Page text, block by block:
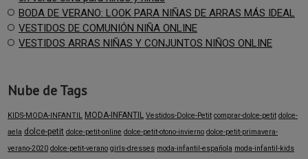
BODA DE VERANO: LOOK PARA NIÑAS DE ARRAS MÁS IDEAL
VESTIDOS DE COMUNIÓN NIÑA ONLINE
VESTIDOS ARRAS NIÑAS Y CONJUNTOS NIÑOS ONLINE
Nube de Tags
KIDS-MODA-INFANTIL MODA-INFANTIL Vestidos-Dolce-Petit comprar-dolce-petit dolce-
aela dolce-petit dolce-petit-online dolce-petit-otono-invierno dolce-petit-primavera-
verano-2020 dolce-petit-verano girls-dresses moda-infantil-española moda-infantil-kids